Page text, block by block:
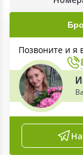
Позвоните и я